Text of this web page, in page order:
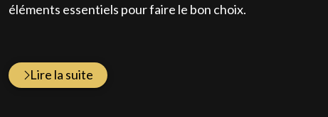
éléments essentiels pour faire le bon choix.
Lire la suite